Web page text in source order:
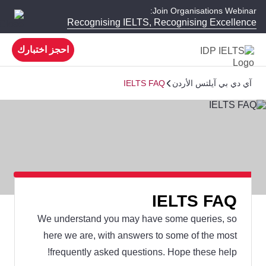
Join Organisations Webinar:
Recognising IELTS, Recognising Excellence
احجز اختبارك
آي دي بي آيلتس الأردن IELTS FAQ
IELTS FAQ
We understand you may have some queries, so
here we are, with answers to some of the most
frequently asked questions. Hope these help!